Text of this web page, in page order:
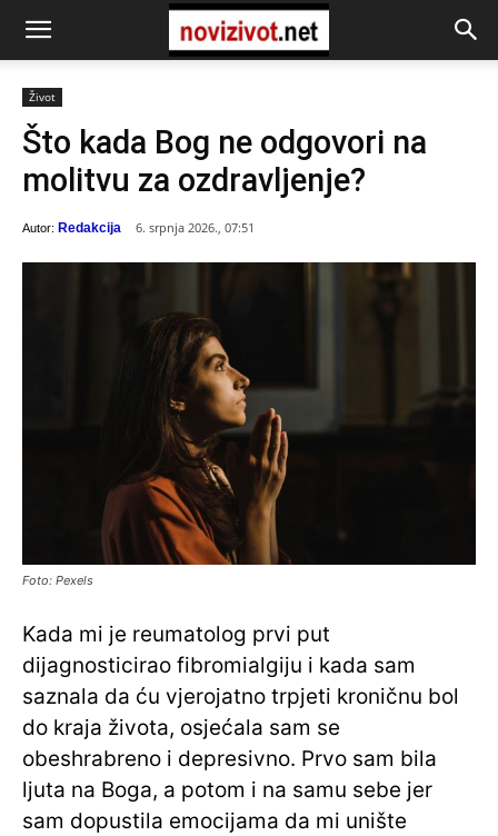
Život
Što kada Bog ne odgovori na
molitvu za ozdravljenje?
Autor: Redakcija 6. srpnja 2026., 07:51
Foto: Pexels
Kada mi je reumatolog prvi put
dijagnosticirao fibromialgiju i kada sam
saznala da ću vjerojatno trpjeti kroničnu bol
do kraja života, osjećala sam se
obeshrabreno i depresivno. Prvo sam bila
ljuta na Boga, a potom i na samu sebe jer
sam dopustila emocijama da mi unište